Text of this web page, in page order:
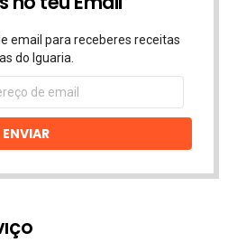
email para receberes receitas
do Iguaria.
ENVIAR